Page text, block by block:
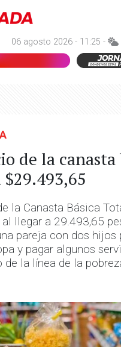
06 agosto 2026 - 11:25 -
de la canasta
$29.493,65
la Canasta Básica
al llegar a 29.493,65
pareja con dos hijos
y pagar algunos
de la línea de la